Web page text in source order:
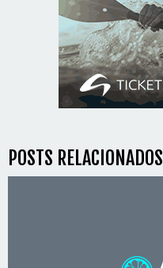
POSTS RELACIONADOS